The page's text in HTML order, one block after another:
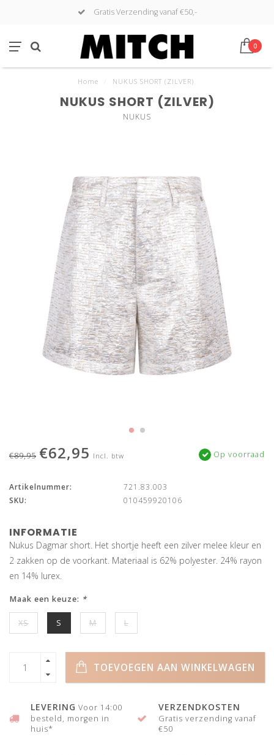
Gratis Verzending vanaf €50,-
0
Home NUKUS SHORT (ZILVER)
NUKUS SHORT (ZILVER)
NUKUS
€89,95 €62,95 Incl. btw Op voorraad
Artikelnummer:
721.83.003
SKU:
010459920106
INFORMATIE
Nukus Dagmar short. Het shortje heeft een zilver melee kleur en
2 zakken op de voorkant. Materiaal is 62% polyester. 24% rayon
en 14% lurex.
Maak een keuze: *
XS S M L
TOEVOEGEN AAN WINKELWAGEN
LEVERING Voor 14:00
besteld, morgen in
huis*
VERZENDKOSTEN
Gratis verzending vanaf
€50